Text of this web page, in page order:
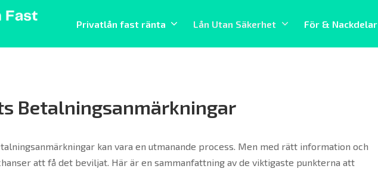
ränta
Privatlån fast ränta Lån Utan Säkerhet För & Nackdelar
Betalningsanmärkningar
kan vara en utmanande process. Men med rätt information och
att få det beviljat. Här är en sammanfattning av de viktigaste punkterna att